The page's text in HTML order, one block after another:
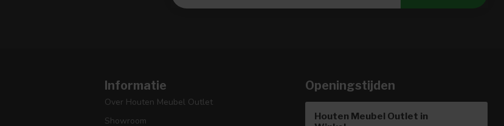
Informatie
Over Houten Meubel Outlet
Showroom
Openingstijden
Houten Meubel Outlet in